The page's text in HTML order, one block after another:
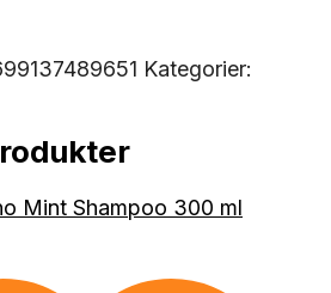
Kategorier: